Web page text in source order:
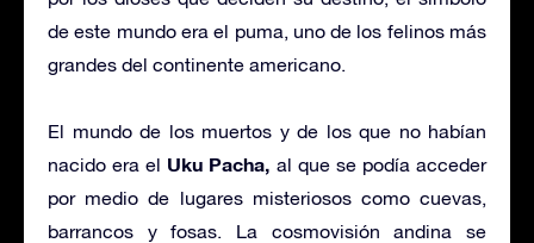
de este mundo era el puma, uno de los felinos más
grandes del continente americano.
El mundo de los muertos y de los que no habían
nacido era el Uku Pacha, al que se podía acceder
por medio de lugares misteriosos como cuevas,
barrancos y fosas. La cosmovisión andina se